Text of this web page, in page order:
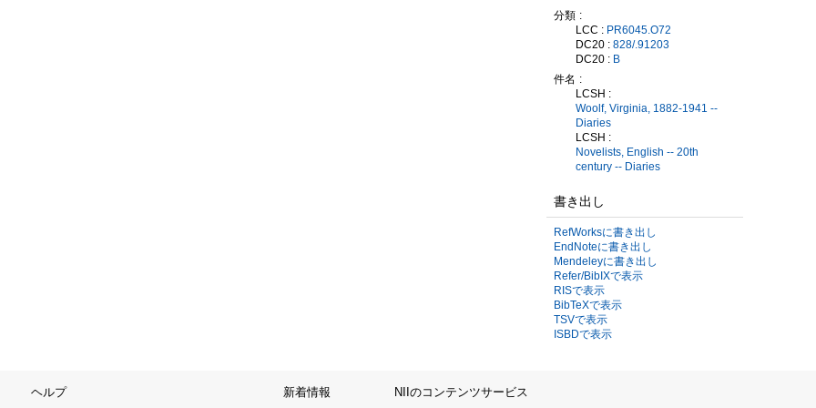
分類
LCC : PR6045.O72
DC20 : 828/.91203
DC20 : B
件名
LCSH :
Woolf, Virginia, 1882-1941 --
Diaries
LCSH :
Novelists, English -- 20th
century -- Diaries
書き出し
RefWorksに書き出し
EndNoteに書き出し
Mendeleyに書き出し
Refer/BibIXで表示
RISで表示
BibTeXで表示
TSVで表示
ISBDで表示
ヘルプ 新着情報 NIIのコンテンツサービス